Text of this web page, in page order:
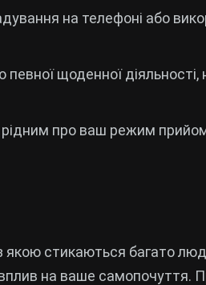
на телефоні або
певної щоденної
рідним про ваш режим
якою стикаються багато
на ваше самопочуття.